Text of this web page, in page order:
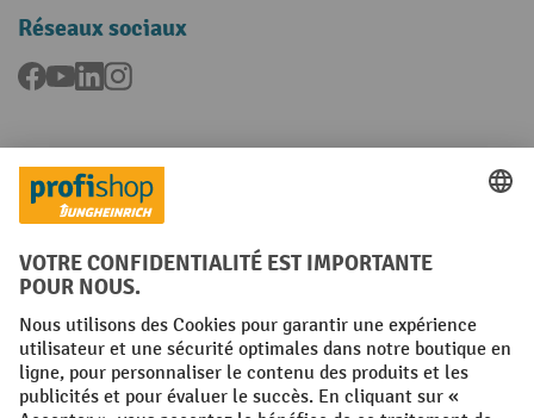
Réseaux sociaux
Facebook
YouTubeLinkedInInstagram
Langues
FR NL
Conditions générales Mentions légales
Protection des Données Politique de cookies